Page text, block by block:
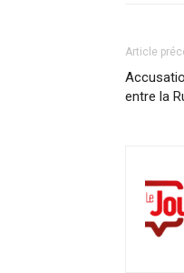
Article
entre la